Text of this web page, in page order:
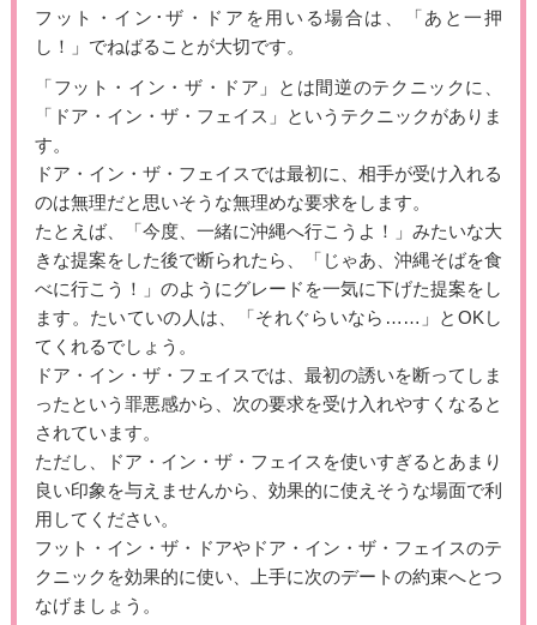
フット・イン･ザ・ドアを用いる場合は、「あと一押
し！」でねばることが大切です。
「フット・イン・ザ・ドア」とは間逆のテクニックに、
「ドア・イン・ザ・フェイス」というテクニックがありま
す。
ドア・イン・ザ・フェイスでは最初に、相手が受け入れる
のは無理だと思いそうな無理めな要求をします。
たとえば、「今度、一緒に沖縄へ行こうよ！」みたいな大
きな提案をした後で断られたら、「じゃあ、沖縄そばを食
べに行こう！」のようにグレードを一気に下げた提案をし
ます。たいていの人は、「それぐらいなら……」とOKし
てくれるでしょう。
ドア・イン・ザ・フェイスでは、最初の誘いを断ってしま
ったという罪悪感から、次の要求を受け入れやすくなると
されています。
ただし、ドア・イン・ザ・フェイスを使いすぎるとあまり
良い印象を与えませんから、効果的に使えそうな場面で利
用してください。
フット・イン・ザ・ドアやドア・イン・ザ・フェイスのテ
クニックを効果的に使い、上手に次のデートの約束へとつ
なげましょう。